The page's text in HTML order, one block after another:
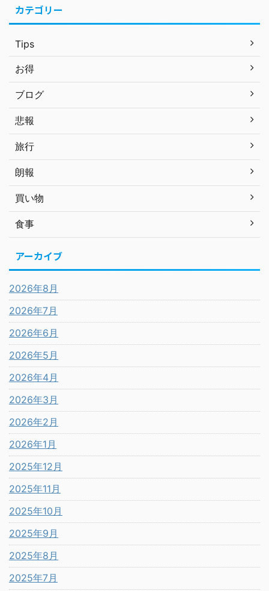
カテゴリー
Tips
お得
ブログ
悲報
旅行
朗報
買い物
食事
アーカイブ
2026年8月
2026年7月
2026年6月
2026年5月
2026年4月
2026年3月
2026年2月
2026年1月
2025年12月
2025年11月
2025年10月
2025年9月
2025年8月
2025年7月